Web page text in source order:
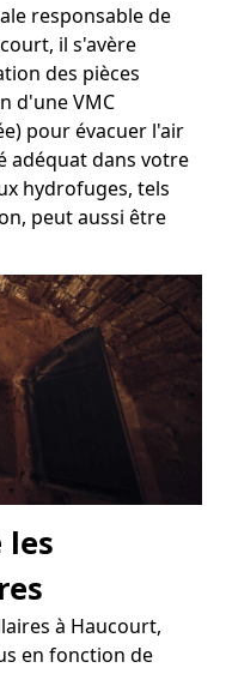
responsable de
il s'avère
des pièces
d'une VMC
pour évacuer l'air
adéquat dans votre
hydrofuges, tels
peut aussi être
les
à Haucourt,
en fonction de